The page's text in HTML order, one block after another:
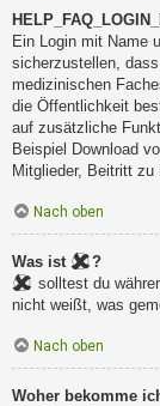
Ein Login mit Name
sicherzustellen,
medizinischen
die Öffentlichkeit
auf zusätzliche
Beispiel Download
Mitglieder, Beitritt zu
Nach oben
Was ist
?
solltest du
nicht weißt, was
Nach oben
Woher bekomme